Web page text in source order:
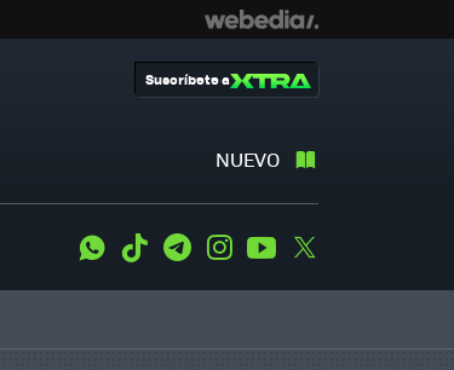
NUEVO
Suscríbete a
WhatsApp
Tiktok TelegramInstagramYoutube